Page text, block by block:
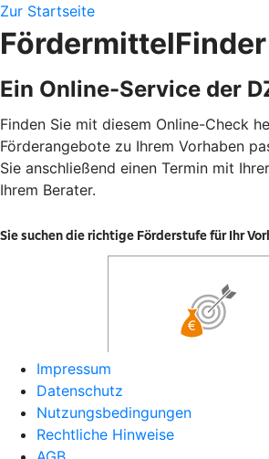
Zur Startseite
FördermittelFinder
Ein Online-Service der
Finden Sie mit diesem Online-Check
Förderangebote zu Ihrem Vorhaben
Sie anschließend einen Termin mit
Ihrem Berater.
Impressum
Datenschutz
Nutzungsbedingungen
Rechtliche Hinweise